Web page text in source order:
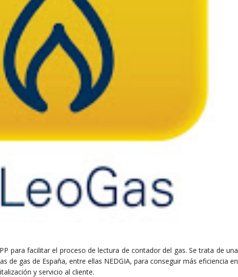
para facilitar el proceso de lectura de contador del gas. Se trata de una
de gas de España, entre ellas NEDGIA, para conseguir más eficiencia en
y servicio al cliente.